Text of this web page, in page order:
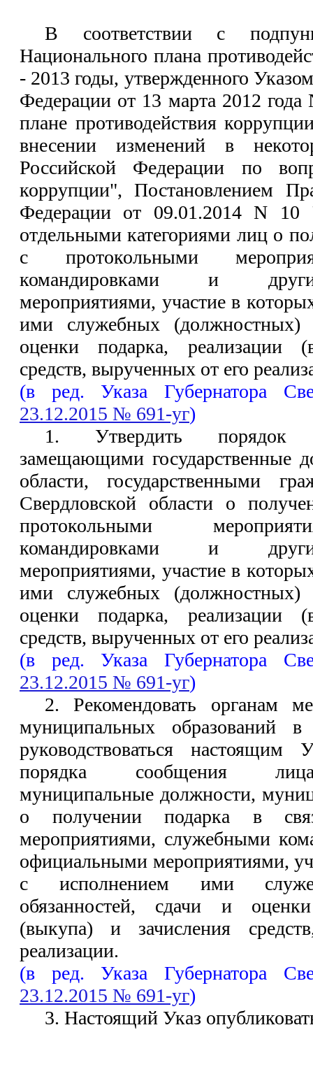
В соответствии с
Национального плана
- 2013 годы, утвержденного
Федерации от 13 марта 2012
плане противодействия
внесении изменений в
Российской Федерации по
коррупции", Постановлением
Федерации от 09.01.2014 N 10
отдельными категориями лиц о
с протокольными
командировками и
мероприятиями, участие в
ими служебных (должностных)
оценки подарка, реализации
средств, вырученных от его
(в ред. Указа Губернатора
23.12.2015 № 691-уг)
1. Утвердить порядок
замещающими государственные
области, государственными
Свердловской области о
протокольными
командировками и
мероприятиями, участие в
ими служебных (должностных)
оценки подарка, реализации
средств, вырученных от его
(в ред. Указа Губернатора
23.12.2015 № 691-уг)
2. Рекомендовать органам
муниципальных образований в
руководствоваться настоящим
порядка сообщения
муниципальные должности,
о получении подарка в
мероприятиями, служебными
официальными мероприятиями,
с исполнением ими
обязанностей, сдачи и
(выкупа) и зачисления
реализации.
(в ред. Указа Губернатора
23.12.2015 № 691-уг)
3. Настоящий Указ